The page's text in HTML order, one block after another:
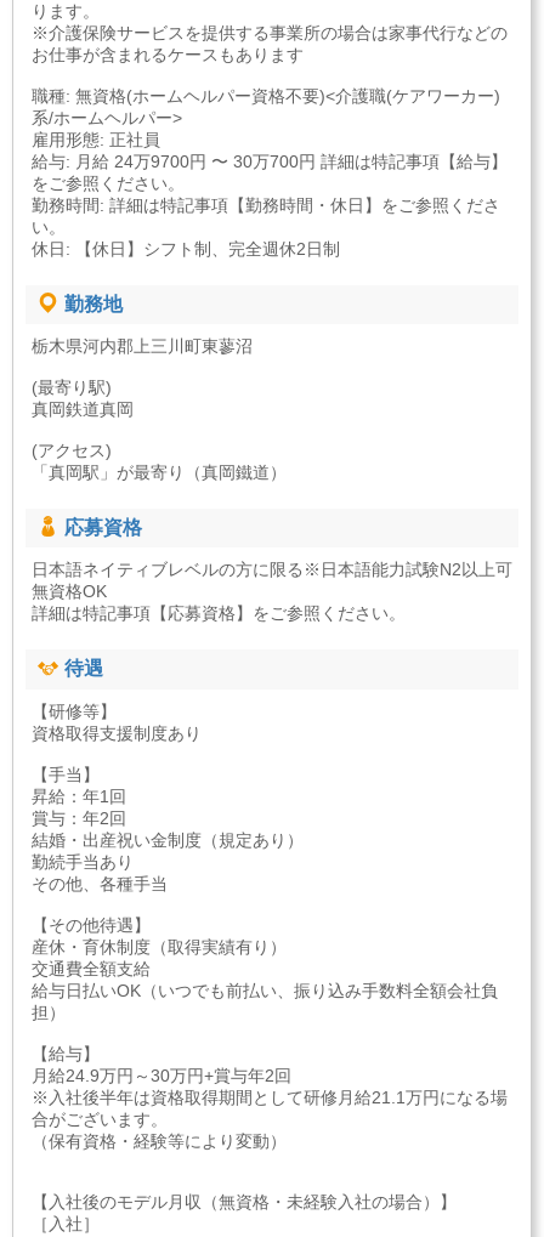
ります。
※介護保険サービスを提供する事業所の場合は家事代行などの
お仕事が含まれるケースもあります
職種: 無資格(ホームヘルパー資格不要)<介護職(ケアワーカー)
系/ホームヘルパー>
雇用形態: 正社員
給与: 月給 24万9700円 〜 30万700円 詳細は特記事項【給与】
をご参照ください。
勤務時間: 詳細は特記事項【勤務時間・休日】をご参照くださ
い。
休日: 【休日】シフト制、完全週休2日制
勤務地
栃木県河内郡上三川町東蓼沼
(最寄り駅)
真岡鉄道真岡
(アクセス)
「真岡駅」が最寄り（真岡鐵道）
応募資格
日本語ネイティブレベルの方に限る※日本語能力試験N2以上可
無資格OK
詳細は特記事項【応募資格】をご参照ください。
待遇
【研修等】
資格取得支援制度あり
【手当】
昇給：年1回
賞与：年2回
結婚・出産祝い金制度（規定あり）
勤続手当あり
その他、各種手当
【その他待遇】
産休・育休制度（取得実績有り）
交通費全額支給
給与日払いOK（いつでも前払い、振り込み手数料全額会社負
担）
【給与】
月給24.9万円～30万円+賞与年2回
※入社後半年は資格取得期間として研修月給21.1万円になる場
合がございます。
（保有資格・経験等により変動）
【入社後のモデル月収（無資格・未経験入社の場合）】
［入社］